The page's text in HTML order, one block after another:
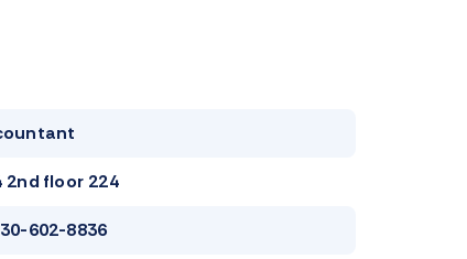
2nd floor 224
602-8836